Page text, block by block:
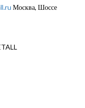
Москва, Шоссе